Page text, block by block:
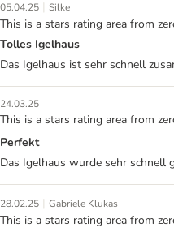
05.04.25 | Silke
This is a stars rating area from
Tolles Igelhaus
Das Igelhaus ist sehr schnell
24.03.25
This is a stars rating area from
Perfekt
Das Igelhaus wurde sehr schnell
28.02.25 | Gabriele Klukas
This is a stars rating area from